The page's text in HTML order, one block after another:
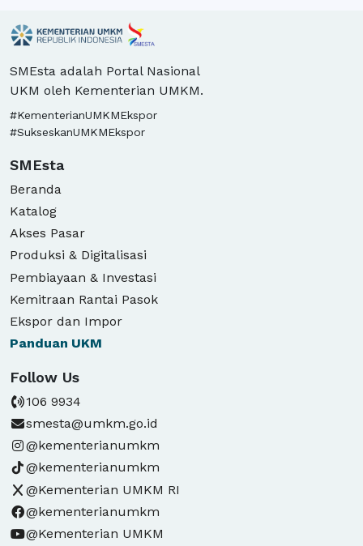
SMEsta adalah Portal Nasional
UKM oleh Kementerian UMKM.
#KementerianUMKMEkspor
#SukseskanUMKMEkspor
SMEsta
Beranda
Katalog
Akses Pasar
Produksi & Digitalisasi
Pembiayaan & Investasi
Kemitraan Rantai Pasok
Ekspor dan Impor
Panduan UKM
Follow Us
106 9934
smesta@umkm.go.id
@kementerianumkm
@kementerianumkm
@Kementerian UMKM RI
@kementerianumkm
@Kementerian UMKM